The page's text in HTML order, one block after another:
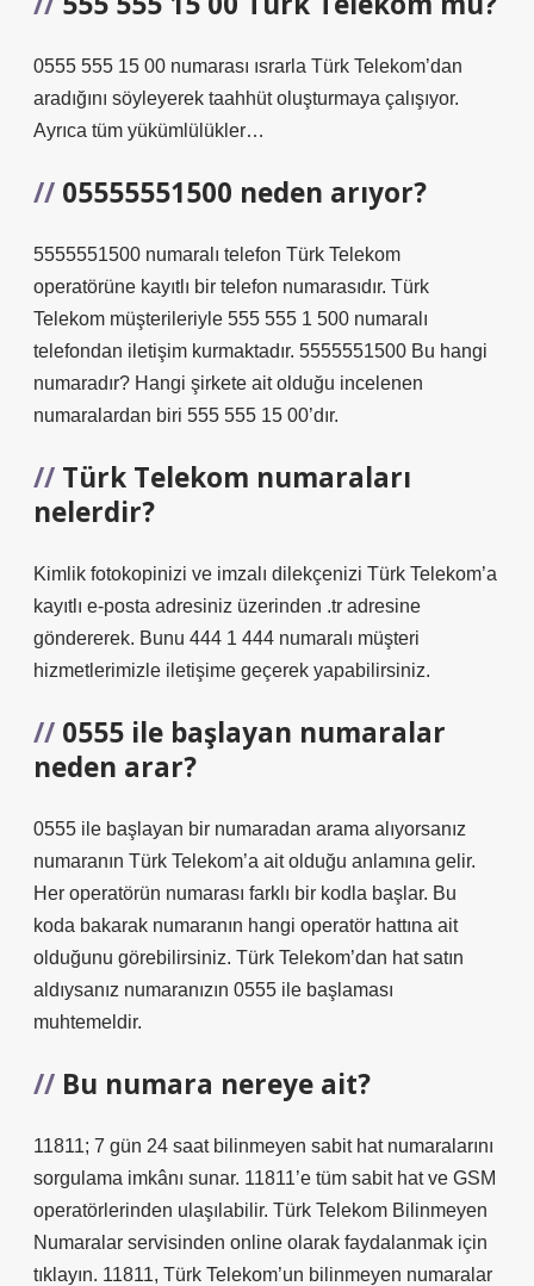
0555 555 15 00 numarası ısrarla Türk Telekom’dan
aradığını söyleyerek taahhüt oluşturmaya çalışıyor.
Ayrıca tüm yükümlülükler…
05555551500 neden arıyor?
5555551500 numaralı telefon Türk Telekom
operatörüne kayıtlı bir telefon numarasıdır. Türk
Telekom müşterileriyle 555 555 1 500 numaralı
telefondan iletişim kurmaktadır. 5555551500 Bu hangi
numaradır? Hangi şirkete ait olduğu incelenen
numaralardan biri 555 555 15 00’dır.
Türk Telekom numaraları
nelerdir?
Kimlik fotokopinizi ve imzalı dilekçenizi Türk Telekom’a
kayıtlı e-posta adresiniz üzerinden .tr adresine
göndererek. Bunu 444 1 444 numaralı müşteri
hizmetlerimizle iletişime geçerek yapabilirsiniz.
0555 ile başlayan numaralar
neden arar?
0555 ile başlayan bir numaradan arama alıyorsanız
numaranın Türk Telekom’a ait olduğu anlamına gelir.
Her operatörün numarası farklı bir kodla başlar. Bu
koda bakarak numaranın hangi operatör hattına ait
olduğunu görebilirsiniz. Türk Telekom’dan hat satın
aldıysanız numaranızın 0555 ile başlaması
muhtemeldir.
Bu numara nereye ait?
11811; 7 gün 24 saat bilinmeyen sabit hat numaralarını
sorgulama imkânı sunar. 11811’e tüm sabit hat ve GSM
operatörlerinden ulaşılabilir. Türk Telekom Bilinmeyen
Numaralar servisinden online olarak faydalanmak için
tıklayın. 11811, Türk Telekom’un bilinmeyen numaralar